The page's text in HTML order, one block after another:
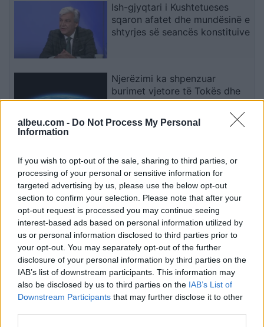
albeu.com - Do Not Process My Personal
Information
If you wish to opt-out of the sale, sharing to third parties, or
processing of your personal or sensitive information for
targeted advertising by us, please use the below opt-out
section to confirm your selection. Please note that after your
opt-out request is processed you may continue seeing
interest-based ads based on personal information utilized by
us or personal information disclosed to third parties prior to
your opt-out. You may separately opt-out of the further
disclosure of your personal information by third parties on the
IAB’s list of downstream participants. This information may
also be disclosed by us to third parties on the IAB’s List of
Downstream Participants that may further disclose it to other
Ish-gjyqtari i Kushtetueses
sqaron afatet dhe mundësinë e
shtyrjes së seancës konstituive
Njerëzimi ka shpenzuar
burimet vjetore të Tokës dhe
po jeton në “borxh” ekologjik
Bashkisë Klos/ Flet
kryebashkiakja socialiste
Valbona Kola: Jam shërbëtore
e popullit, karrigia është e
përkohshme, nëse qytetarët
janë kundër, unë jam me ta
(VIDEO)
Policia kërkon bashkëpunimin
e qytetarëve për të identifikuar
të dyshuarin për “Vjedhje të
rëndë